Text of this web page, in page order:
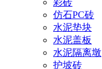
彩砖
仿石PC砖
水泥垫块
水泥盖板
水泥隔离墩
护坡砖